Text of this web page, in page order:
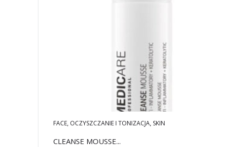
FACE, OCZYSZCZANIE I TONIZACJA, SKIN
CLEANSE MOUSSE...